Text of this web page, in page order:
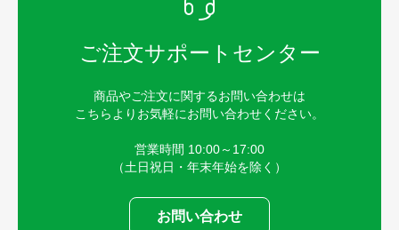
ご注文サポートセンター
商品やご注文に関するお問い合わせは
こちらよりお気軽にお問い合わせください。
営業時間 10:00～17:00
（土日祝日・年末年始を除く）
お問い合わせ